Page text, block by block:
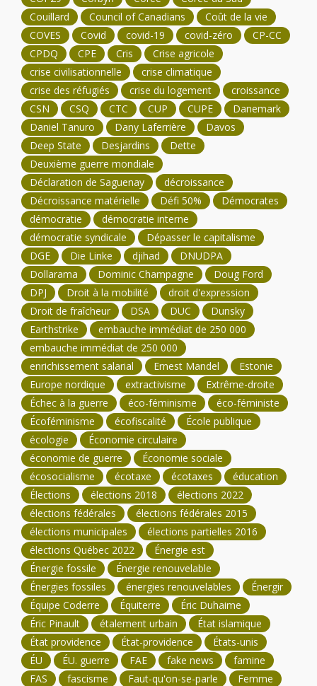
Couillard
Council of Canadians
Coût de la vie
COVES
Covid covid-19 covid-zéro
CP-CC
CPDQ
CPE Cris
Crise agricole
crise civilisationnelle
crise climatique
crise des réfugiés
crise du logement
croissance
CSN
CSQ CTC CUP CUPE
Danemark
Daniel Tanuro
Dany Laferrière
Davos
Deep State
Desjardins
Dette
Deuxième guerre mondiale
Déclaration de Saguenay
décroissance
Décroissance matérielle
Défi 50%
Démocrates
démocratie
démocratie interne
démocratie syndicale
Dépasser le capitalisme
DGE
Die Linke djihad
DNUDPA
Dollarama
Dominic Champagne
Doug Ford
DPJ
Droit à la mobilité
droit d'expression
Droit de fraîcheur
DSA DUC
Dunsky
Earthstrike
embauche immédiat de 250 000
embauche immédiat de 250 000
enrichissement salarial
Ernest Mandel
Estonie
Europe nordique
extractivisme
Extrême-droite
Échec à la guerre
éco-féminisme
éco-féministe
Écoféminisme
écofiscalité
École publique
écologie
Économie circulaire
économie de guerre
Économie sociale
écosocialisme
écotaxe écotaxes
éducation
Élections
élections 2018
élections 2022
élections fédérales
élections fédérales 2015
élections municipales
élections partielles 2016
élections Québec 2022
Énergie est
Énergie fossile
Énergie renouvelable
Énergies fossiles
énergies renouvelables
Énergir
Équipe Coderre
Équiterre
Éric Duhaime
Éric Pinault
étalement urbain
État islamique
État providence
État-providence
États-unis
ÉU
ÉU. guerre FAE fake news
famine
FAS
fascisme Faut-qu'on-se-parle
Femme